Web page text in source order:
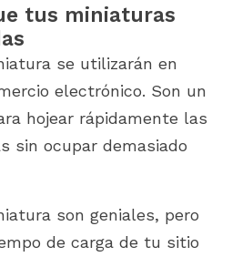
tus miniaturas
se utilizarán en
electrónico. Son un
hojear rápidamente las
sin ocupar demasiado
son geniales, pero
de carga de tu sitio